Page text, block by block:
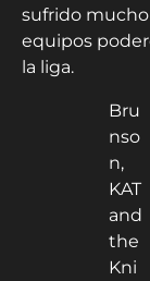
sufrido
equipos
la liga.
Bru
nso
n,
KAT
and
the
Kni